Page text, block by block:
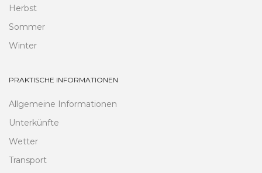
Herbst
Sommer
Winter
PRAKTISCHE INFORMATIONEN
Allgemeine Informationen
Unterkünfte
Wetter
Transport